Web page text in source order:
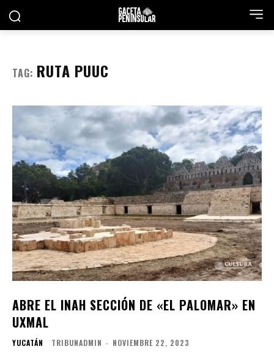
TAG: RUTA PUUC
ABRE EL INAH SECCIÓN DE «EL PALOMAR» EN
UXMAL
YUCATÁN TRIBUNADMIN - NOVIEMBRE 22, 2023